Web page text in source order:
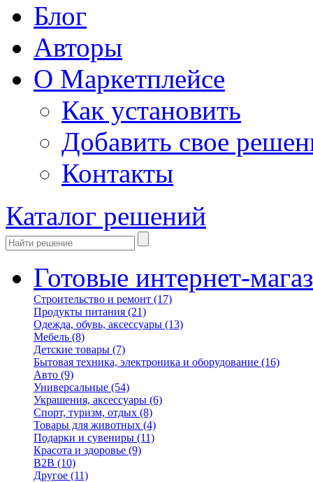
Блог
Авторы
О Маркетплейсе
Как установить
Добавить свое
Контакты
Каталог решений
Готовые интернет-
Строительство и ремонт (17)
Продукты питания (21)
Одежда, обувь, аксессуары (13)
Мебель (8)
Детские товары (7)
Бытовая техника, электроника и оборудование (16)
Авто (9)
Универсальные (54)
Украшения, аксессуары (6)
Спорт, туризм, отдых (8)
Товары для животных (4)
Подарки и сувениры (11)
Красота и здоровье (9)
B2B (10)
Другое (11)